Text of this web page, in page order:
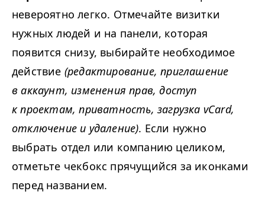
невероятно легко. Отмечайте визитки
нужных людей и на панели, которая
появится снизу, выбирайте необходимое
действие (редактирование, приглашение
в аккаунт, изменения прав, доступ
к проектам, приватность, загрузка vCard,
отключение и удаление). Если нужно
выбрать отдел или компанию целиком,
отметьте чекбокс прячущийся за иконками
перед названием.